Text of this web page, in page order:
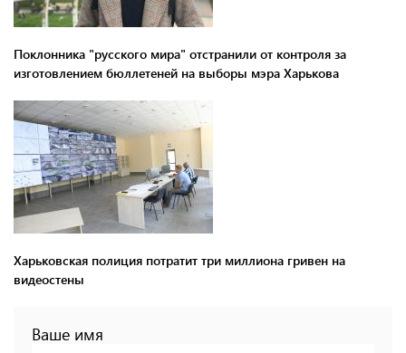
Поклонника "русского мира" отстранили от контроля за
изготовлением бюллетеней на выборы мэра Харькова
Харьковская полиция потратит три миллиона гривен на
видеостены
Ваше имя